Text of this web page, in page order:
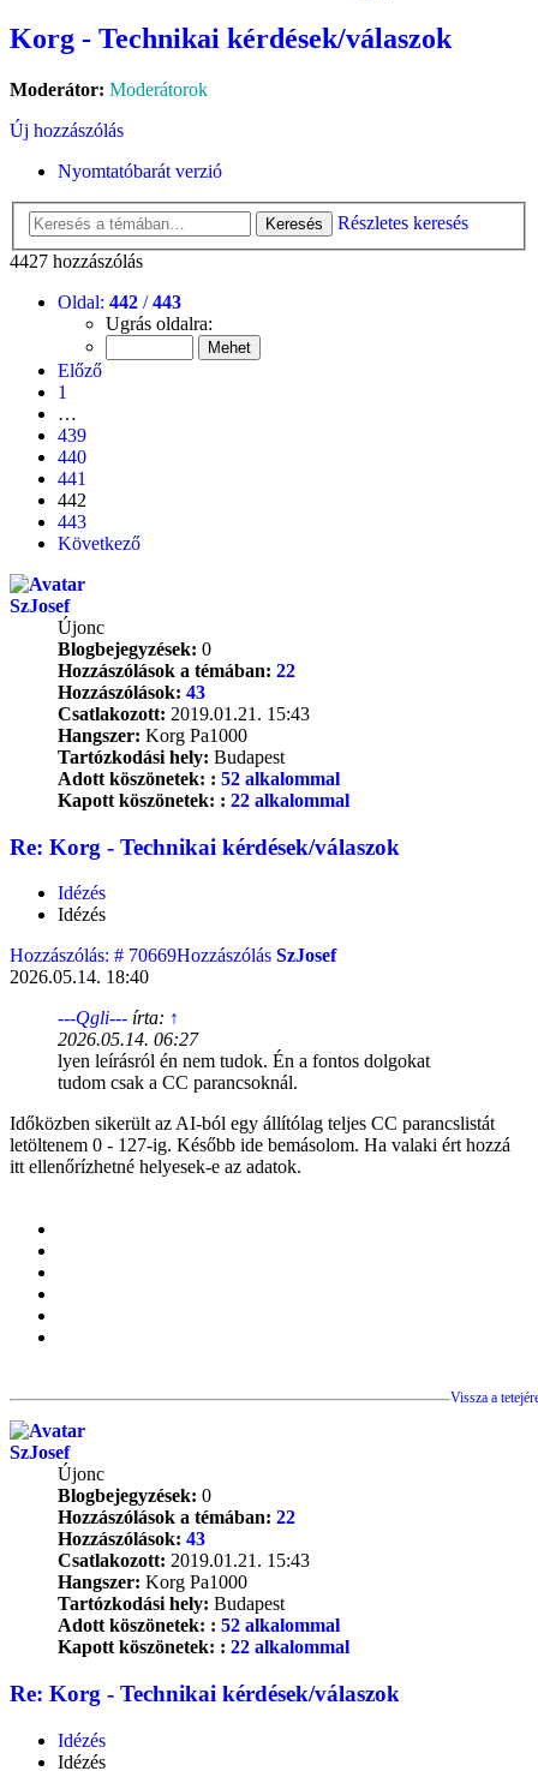
Korg - Technikai kérdések/válaszok
Moderátor: Moderátorok
Új hozzászólás
Nyomtatóbarát verzió
Keresés
Részletes keresés
4427 hozzászólás
Oldal: 442 /443
Ugrás oldalra:
Előző
1
…
439
440
441
442
443
Következő
SzJosef
Újonc
Blogbejegyzések: 0
Hozzászólások a témában: 22
Hozzászólások: 43
Csatlakozott: 2019.01.21. 15:43
Hangszer: Korg Pa1000
Tartózkodási hely: Budapest
Adott köszönetek: : 52 alkalommal
Kapott köszönetek: : 22 alkalommal
Re: Korg - Technikai kérdések/válaszok
Idézés
Idézés
Hozzászólás: # 70669Hozzászólás SzJosef
2026.05.14. 18:40
---Qgli--- írta: ↑
2026.05.14. 06:27
lyen leírásról én nem tudok. Én a fontos dolgokat
tudom csak a CC parancsoknál.
Időközben sikerült az AI-ból egy állítólag teljes CC parancslistát
letöltenem 0 - 127-ig. Később ide bemásolom. Ha valaki ért hozzá
itt ellenőrízhetné helyesek-e az adatok.
Vissza a
SzJosef
Újonc
Blogbejegyzések: 0
Hozzászólások a témában: 22
Hozzászólások: 43
Csatlakozott: 2019.01.21. 15:43
Hangszer: Korg Pa1000
Tartózkodási hely: Budapest
Adott köszönetek: : 52 alkalommal
Kapott köszönetek: : 22 alkalommal
Re: Korg - Technikai kérdések/válaszok
Idézés
Idézés